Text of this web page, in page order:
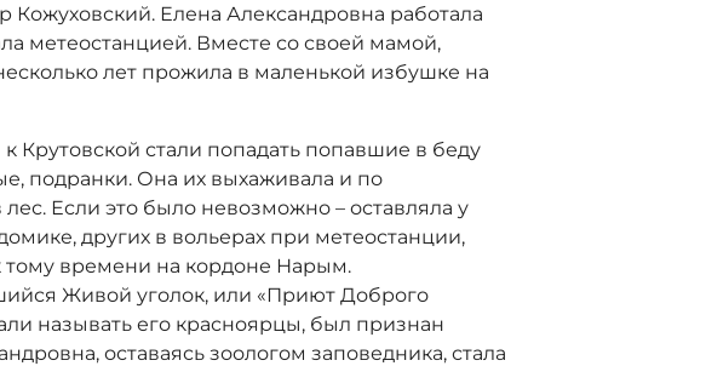
Кожуховский. Елена Александровна работала
метеостанцией. Вместе со своей мамой,
лет прожила в маленькой избушке на
Крутовской стали попадать попавшие в беду
подранки. Она их выхаживала и по
Если это было невозможно – оставляла у
других в вольерах при метеостанции,
тому времени на кордоне Нарым.
Живой уголок, или «Приют Доброго
называть его красноярцы, был признан
оставаясь зоологом заповедника, стала